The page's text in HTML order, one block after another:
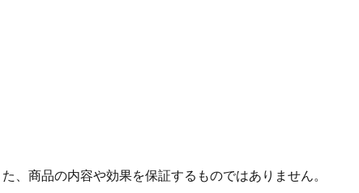
、商品の内容や効果を保証するものではありません。